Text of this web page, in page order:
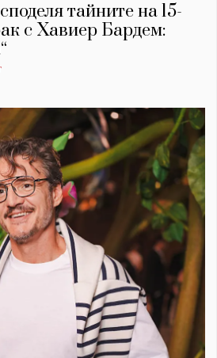
тайните на 15-
с Хавиер Бардем: